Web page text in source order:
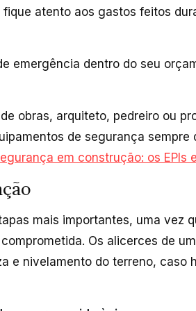
atento aos gastos feitos
emergência dentro do seu
obras, arquiteto, pedreiro ou
de segurança sempre
em construção: os EPIs
mais importantes, uma vez
Os alicerces de
e nivelamento do terreno, caso